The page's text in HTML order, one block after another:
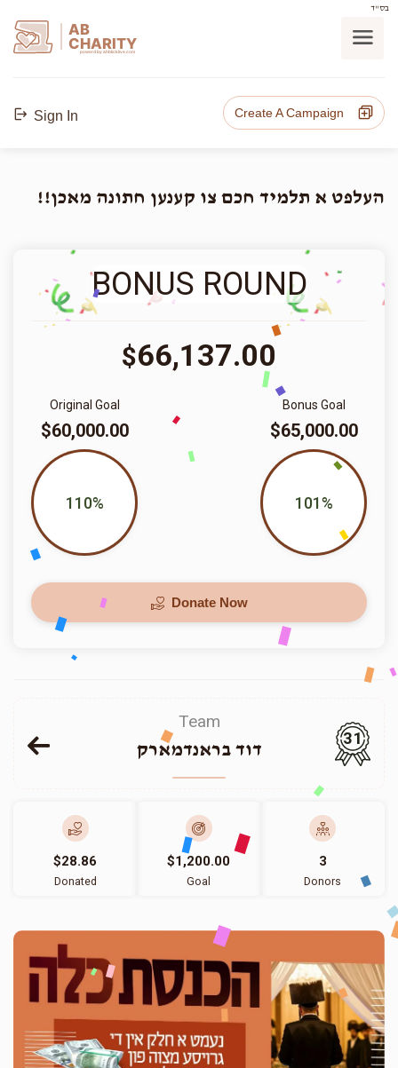
בס"ד
AB
CHARITY
powerd by ahblicklive.com
Sign In Create A Campaign
העלפט א תלמיד חכם צו קענען חתונה מאכן!!
BONUS ROUND
$66,137.00
Bonus Goal
$65,000.00
101%
Original Goal
$60,000.00
110%
Donate Now
Team
דוד בראנדמארק
31
$28.86
Donated
$1,200.00
Goal
3
Donors